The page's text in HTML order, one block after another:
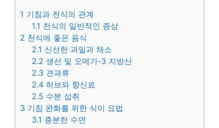
1 기침과 천식의 관계
1.1 천식의 일반적인 증상
2 천식에 좋은 음식
2.1 신선한 과일과 채소
2.2 생선 및 오메가-3 지방산
2.3 견과류
2.4 허브와 향신료
2.5 수분 섭취
3 기침 완화를 위한 식이 요법
3.1 충분한 수면